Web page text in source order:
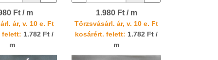
Ft / m
ár, v. 10 e. Ft
felett: 1.782 Ft /
m
1.980 Ft / m
Törzsvásárl. ár, v. 10 e. Ft
kosárért. felett: 1.782 Ft /
m